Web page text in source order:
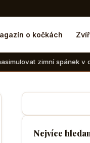
o kočkách
v domácích
Nejvíce